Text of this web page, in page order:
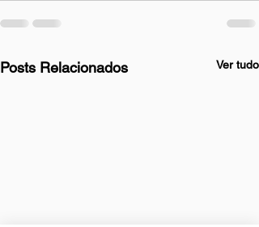
Posts Relacionados Ver tudo